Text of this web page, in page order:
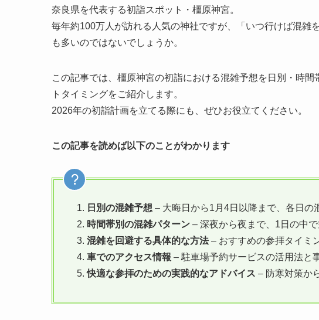
奈良県を代表する初詣スポット・橿原神宮。
毎年約100万人が訪れる人気の神社ですが、「いつ行けば混雑
も多いのではないでしょうか。
この記事では、橿原神宮の初詣における混雑予想を日別・時
トタイミングをご紹介します。
2026年の初詣計画を立てる際にも、ぜひお役立てください。
この記事を読めば以下のことがわかります
日別の混雑予想 – 大晦日から1月4日以降まで、各日の
時間帯別の混雑パターン – 深夜から夜まで、1日の中
混雑を回避する具体的な方法– おすすめの参拝タイミ
車でのアクセス情報 – 駐車場予約サービスの活用法と
快適な参拝のための実践的なアドバイス – 防寒対策か